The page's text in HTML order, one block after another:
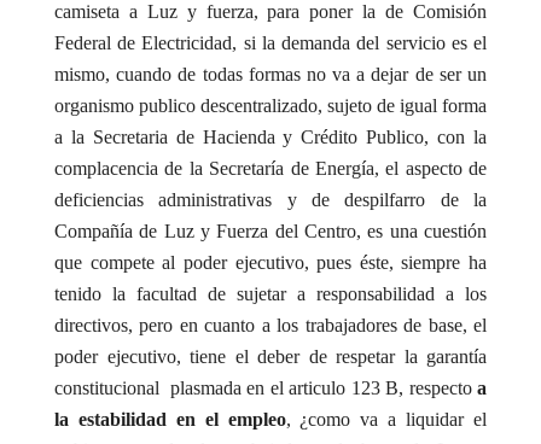
camiseta a Luz y fuerza, para poner la de Comisión
Federal de Electricidad, si la demanda del servicio es el
mismo, cuando de todas formas no va a dejar de ser un
organismo publico descentralizado, sujeto de igual forma
a la Secretaria de Hacienda y Crédito Publico, con la
complacencia de la Secretaría de Energía, el aspecto de
deficiencias administrativas y de despilfarro de la
Compañía de Luz y Fuerza del Centro, es una cuestión
que compete al poder ejecutivo, pues éste, siempre ha
tenido la facultad de sujetar a responsabilidad a los
directivos, pero en cuanto a los trabajadores de base, el
poder ejecutivo, tiene el deber de respetar la garantía
constitucional plasmada en el articulo 123 B, respectoa
la estabilidad en el empleo, ¿como va a liquidar el